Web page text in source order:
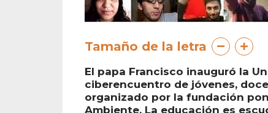
Tamaño de la letra
El papa Francisco inauguró la
ciberencuentro de jóvenes,
organizado por la fundación
Ambiente. La educación es